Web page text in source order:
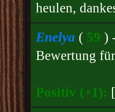
heulen,
Enelya ( 59 )
Bewertung für
Positiv (+1):